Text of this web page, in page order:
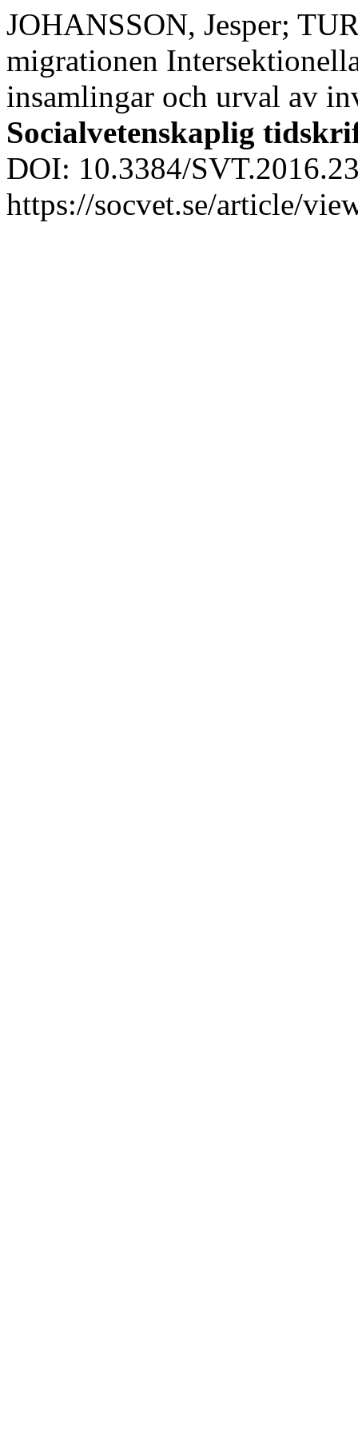
JOHANSSON, Jesper;
migrationen
insamlingar och urval av
Socialvetenskaplig
DOI: 10.3384/
https://socvet.se/article/